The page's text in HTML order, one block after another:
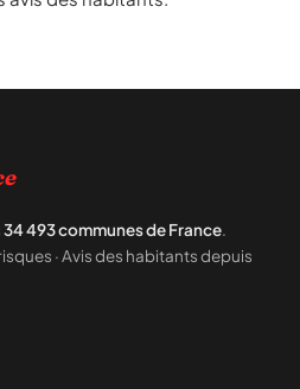
34 493 communes de France.
· Avis des habitants depuis